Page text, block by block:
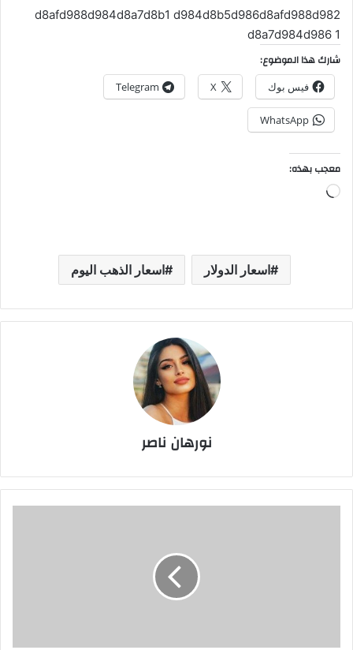
شارك هذا الموضوع:
فيس بوك X
Telegram
WhatsApp
معجب بهذه:
جاري
اسعار الدولار اسعار الذهب اليوم
نورهان ناصر
مصر